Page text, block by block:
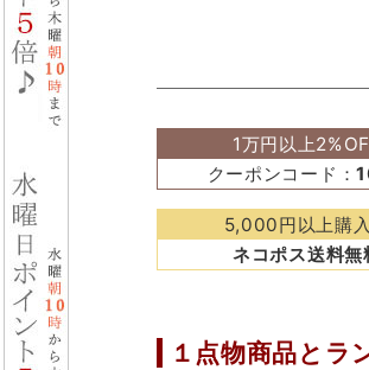
1万円以上
クーポンコード：
5,000円以上購
ネコポス送料無
１点物商品と ラ